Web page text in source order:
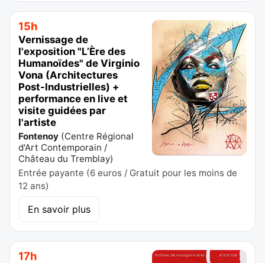
15h
Vernissage de
l'exposition "L’Ère des
Humanoïdes" de Virginio
Vona (Architectures
Post-IndustrieIles) +
performance en live et
visite guidées par
l'artiste
Fontenoy (Centre Régional
d'Art Contemporain /
Château du Tremblay)
Entrée payante (6 euros / Gratuit pour les moins de
12 ans)
En savoir plus
17h